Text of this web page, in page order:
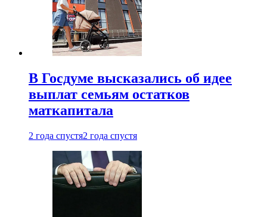
В Госдуме высказались об идее
выплат семьям остатков
маткапитала
2 года спустя2 года спустя